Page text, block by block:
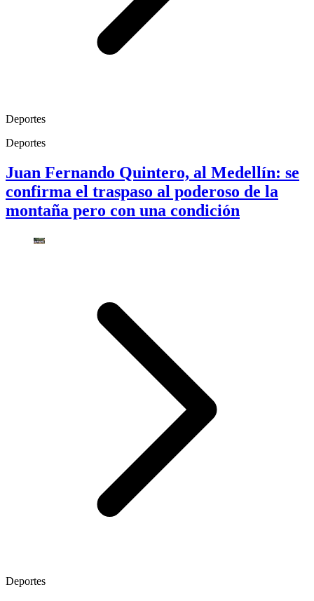
Deportes
Deportes
Juan Fernando Quintero, al Medellín: se
confirma el traspaso al poderoso de la
montaña pero con una condición
Deportes